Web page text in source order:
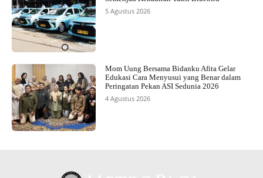
5 Agustus 2026
Mom Uung Bersama Bidanku Afita Gelar
Edukasi Cara Menyusui yang Benar dalam
Peringatan Pekan ASI Sedunia 2026
4 Agustus 2026